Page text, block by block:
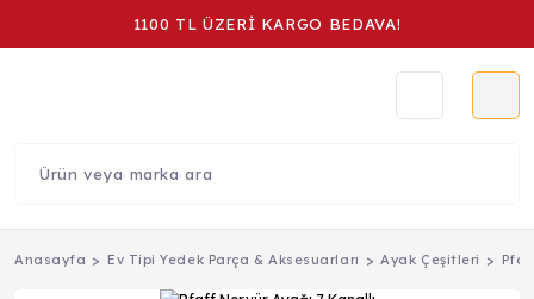
1100 TL ÜZERİ KARGO BEDAVA!
Anasayfa Ev Tipi Yedek Parça & Aksesuarları Ayak Çeşitleri